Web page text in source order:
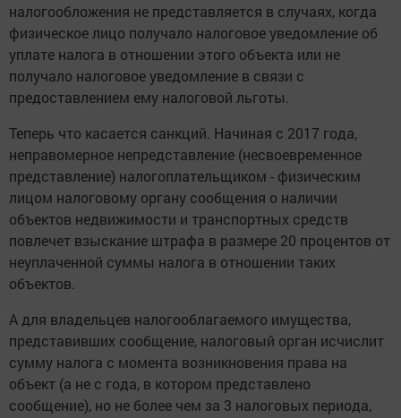
налогообложения не представляется в случаях, когда
физическое лицо получало налоговое уведомление об
уплате налога в отношении этого объекта или не
получало налоговое уведомление в связи с
предоставлением ему налоговой льготы.
Теперь что касается санкций. Начиная с 2017 года,
неправомерное непредставление (несвоевременное
представление) налогоплательщиком - физическим
лицом налоговому органу сообщения о наличии
объектов недвижимости и транспортных средств
повлечет взыскание штрафа в размере 20 процентов от
неуплаченной суммы налога в отношении таких
объектов.
А для владельцев налогооблагаемого имущества,
представивших сообщение, налоговый орган исчислит
сумму налога с момента возникновения права на
объект (а не с года, в котором представлено
сообщение), но не более чем за 3 налоговых периода,